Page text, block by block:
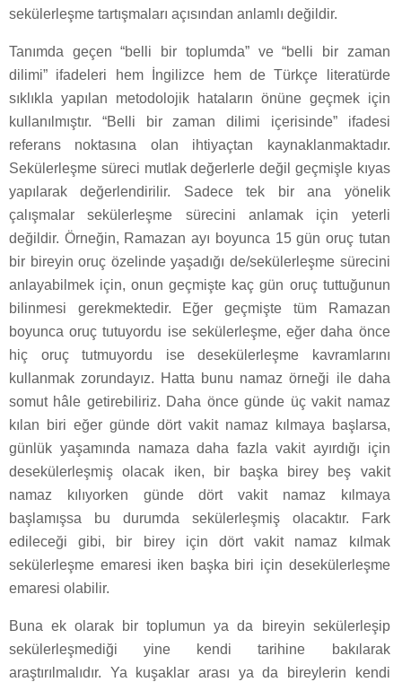
sekülerleşme tartışmaları açısından anlamlı değildir.
Tanımda geçen “belli bir toplumda” ve “belli bir zaman
dilimi” ifadeleri hem İngilizce hem de Türkçe literatürde
sıklıkla yapılan metodolojik hataların önüne geçmek için
kullanılmıştır. “Belli bir zaman dilimi içerisinde” ifadesi
referans noktasına olan ihtiyaçtan kaynaklanmaktadır.
Sekülerleşme süreci mutlak değerlerle değil geçmişle kıyas
yapılarak değerlendirilir. Sadece tek bir ana yönelik
çalışmalar sekülerleşme sürecini anlamak için yeterli
değildir. Örneğin, Ramazan ayı boyunca 15 gün oruç tutan
bir bireyin oruç özelinde yaşadığı de/sekülerleşme sürecini
anlayabilmek için, onun geçmişte kaç gün oruç tuttuğunun
bilinmesi gerekmektedir. Eğer geçmişte tüm Ramazan
boyunca oruç tutuyordu ise sekülerleşme, eğer daha önce
hiç oruç tutmuyordu ise desekülerleşme kavramlarını
kullanmak zorundayız. Hatta bunu namaz örneği ile daha
somut hâle getirebiliriz. Daha önce günde üç vakit namaz
kılan biri eğer günde dört vakit namaz kılmaya başlarsa,
günlük yaşamında namaza daha fazla vakit ayırdığı için
desekülerleşmiş olacak iken, bir başka birey beş vakit
namaz kılıyorken günde dört vakit namaz kılmaya
başlamışsa bu durumda sekülerleşmiş olacaktır. Fark
edileceği gibi, bir birey için dört vakit namaz kılmak
sekülerleşme emaresi iken başka biri için desekülerleşme
emaresi olabilir.
Buna ek olarak bir toplumun ya da bireyin sekülerleşip
sekülerleşmediği yine kendi tarihine bakılarak
araştırılmalıdır. Ya kuşaklar arası ya da bireylerin kendi